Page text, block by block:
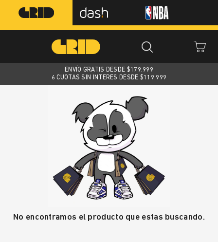
ENVÍO GRATIS DESDE $179.999
6 CUOTAS SIN INTERES DESDE $119.999
No encontramos el producto que estas buscando.